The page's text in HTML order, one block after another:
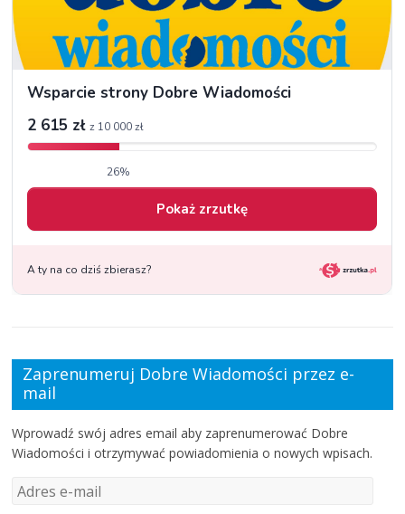
Zaprenumeruj Dobre Wiadomości przez e-
mail
Wprowadź swój adres email aby zaprenumerować Dobre
Wiadomości i otrzymywać powiadomienia o nowych wpisach.